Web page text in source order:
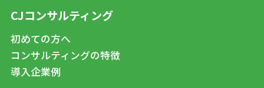
CJコンサルティング
初めての方へ
コンサルティングの特徴
導入企業例